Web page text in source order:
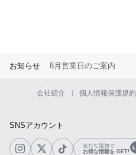
お知らせ 8月営業日のご案内
会社紹介 個人情報保護規約
SNSアカウント
友だち追加で
お得な情報を GET!